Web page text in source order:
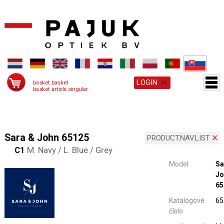
basket.basket
basket.article.singular
LOGIN
PRODUCT.NAV.LIST
Sara & John 65125
C1 M. Navy / L. Blue / Grey
Model
Katalógové
číslo